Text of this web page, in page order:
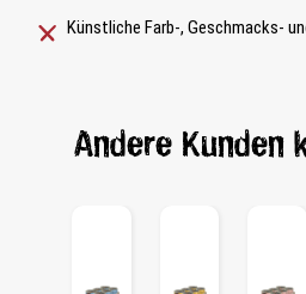
Künstliche Farb-, Geschmacks-
Andere Kunden